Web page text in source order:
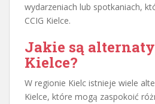
wydarzeniach lub spotkaniach,
CCIG Kielce.
Jakie są
Kielce?
W regionie Kielc istnieje wiele
Kielce, które mogą zaspokoić